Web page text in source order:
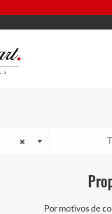
Por motivos de